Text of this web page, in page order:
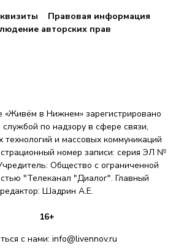
Правовая информация
авторских прав
«Живём в Нижнем» зарегистрировано
по надзору в сфере связи,
и массовых коммуникаций
номер записи: серия ЭЛ №
Общество с ограниченной
"Телеканал "Диалог". Главный
редактор: Шадрин A.E.
16+
с нами: info@livennov.ru